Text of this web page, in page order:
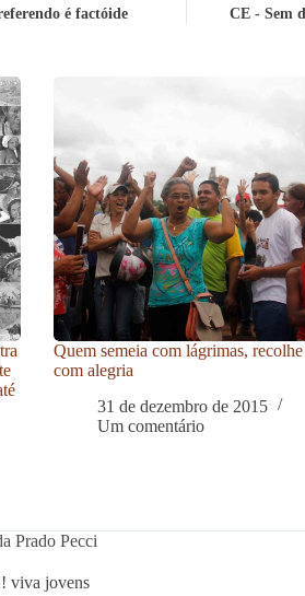
é factóide
CE - Sem
Quem semeia com lágrimas, recolhe
com alegria
31 de dezembro de 2015
Um comentário
Prado Pecci
viva jovens